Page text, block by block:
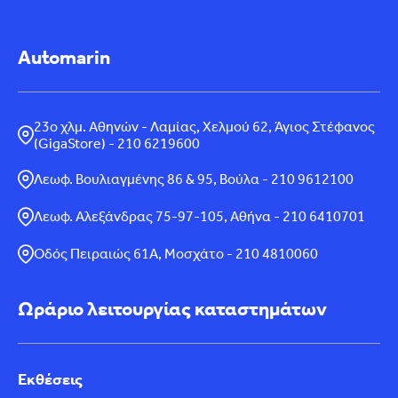
Automarin
23ο χλμ. Αθηνών - Λαμίας, Χελμού 62, Άγιος Στέφανος
(GigaStore) - 210 6219600
Λεωφ. Βουλιαγμένης 86 & 95, Βούλα - 210 9612100
Λεωφ. Αλεξάνδρας 75-97-105, Αθήνα - 210 6410701
Οδός Πειραιώς 61Α, Μοσχάτο - 210 4810060
Ωράριο λειτουργίας καταστημάτων
Εκθέσεις